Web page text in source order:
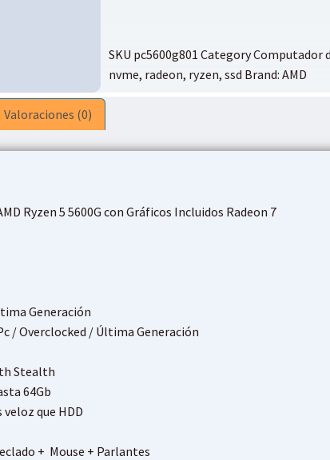
SKU pc5600g801 CategoryComputador
nvme, radeon, ryzen, ssd Brand: AMD
Valoraciones (0)
Ryzen 5 5600G con Gráficos Incluidos Radeon 7
Generación
/ Overclocked / Última Generación
Stealth
64Gb
veloz que HDD
+ Mouse + Parlantes